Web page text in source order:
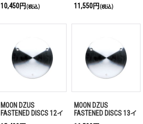
10,450円 (税込)
11,550円 (税込)
MOON DZUS
FASTENED DISCS 12イ
MOON DZUS
FASTENED DISCS 13イ